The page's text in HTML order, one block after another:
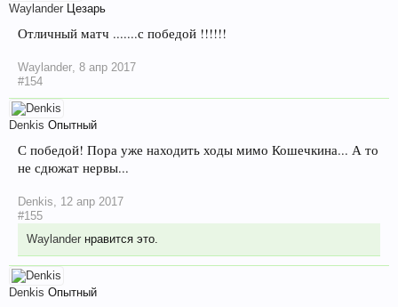
Waylander Цезарь
Отличный матч .......с победой !!!!!!
Waylander, 8 апр 2017
#154
Denkis Опытный
С победой! Пора уже находить ходы мимо Кошечкина... А то
не сдюжат нервы...
Denkis, 12 апр 2017
#155
Waylander нравится это.
Denkis Опытный